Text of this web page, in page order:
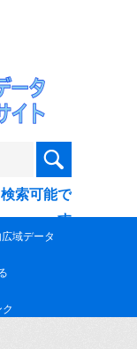
索可能で
す
域データ